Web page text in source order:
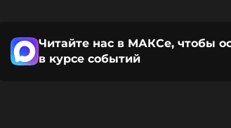
Читайте нас в МАКСе, чтобы
в курсе событий